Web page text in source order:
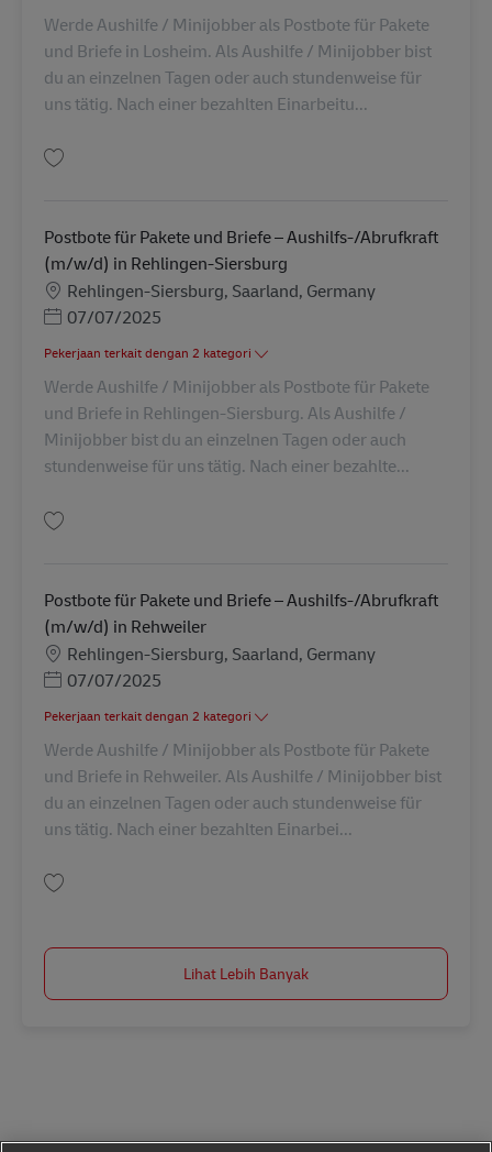
Werde Aushilfe / Minijobber als Postbote für Pakete
und Briefe in Losheim. Als Aushilfe / Minijobber bist
du an einzelnen Tagen oder auch stundenweise für
uns tätig. Nach einer bezahlten Einarbeitu...
Postbote für Pakete und Briefe – Aushilfs-/Abrufkraft
(m/w/d) in Rehlingen-Siersburg
LokasiRehlingen-Siersburg, Saarland, Germany
Posted Date
07/07/2025
Pekerjaan terkait dengan 2 kategori
Werde Aushilfe / Minijobber als Postbote für Pakete
und Briefe in Rehlingen-Siersburg. Als Aushilfe /
Minijobber bist du an einzelnen Tagen oder auch
stundenweise für uns tätig. Nach einer bezahlte...
Postbote für Pakete und Briefe – Aushilfs-/Abrufkraft
(m/w/d) in Rehweiler
LokasiRehlingen-Siersburg, Saarland, Germany
Posted Date
07/07/2025
Pekerjaan terkait dengan 2 kategori
Werde Aushilfe / Minijobber als Postbote für Pakete
und Briefe in Rehweiler. Als Aushilfe / Minijobber bist
du an einzelnen Tagen oder auch stundenweise für
uns tätig. Nach einer bezahlten Einarbei...
Lihat Lebih Banyak